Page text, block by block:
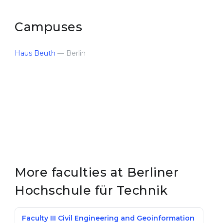
Campuses
Haus Beuth — Berlin
More faculties at Berliner
Hochschule für Technik
Faculty III Civil Engineering and Geoinformation